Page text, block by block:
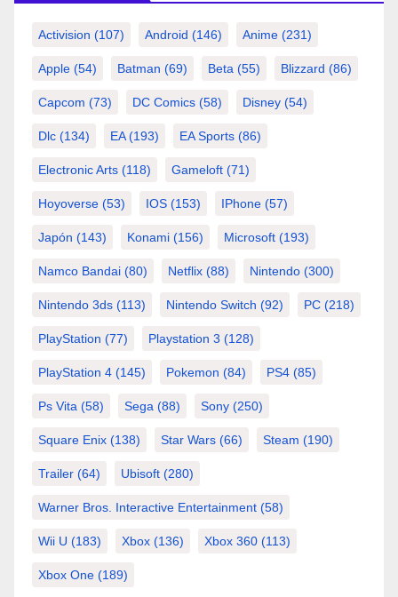
Activision (107) Android (146) Anime (231)
Apple (54) Batman (69) Beta (55) Blizzard (86)
Capcom (73) DC Comics (58) Disney (54)
Dlc (134) EA(193) EA Sports (86)
Electronic Arts (118) Gameloft (71)
Hoyoverse (53) IOS (153) IPhone (57)
Japón (143) Konami (156) Microsoft (193)
Namco Bandai (80) Netflix (88) Nintendo (300)
Nintendo 3ds (113) Nintendo Switch (92) PC (218)
PlayStation (77) Playstation 3 (128)
PlayStation 4 (145) Pokemon (84) PS4 (85)
Ps Vita (58) Sega (88) Sony (250)
Square Enix (138) Star Wars (66) Steam (190)
Trailer (64) Ubisoft (280)
Warner Bros. Interactive Entertainment (58)
Wii U (183) Xbox (136) Xbox 360 (113)
Xbox One (189)